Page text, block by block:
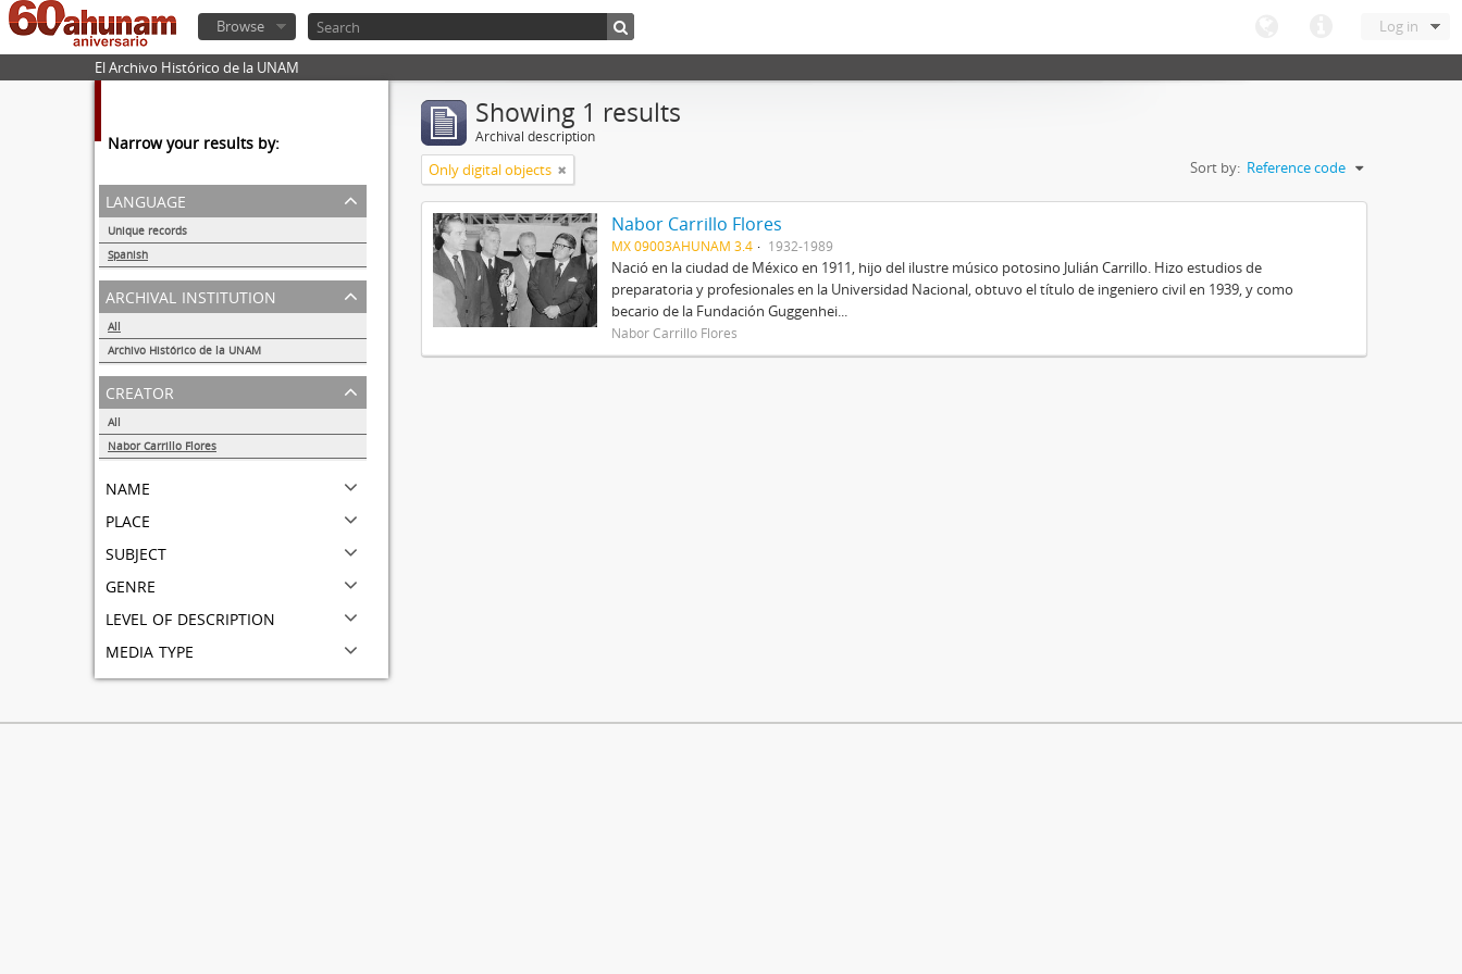
Log in
Browse
El Archivo Histórico de la UNAM
Narrow your results by:
language
Unique records
Spanish
1
archival institution
All
Archivo Histórico de la UNAM
1
creator
All
Nabor Carrillo Flores
name
place
subject
genre
level of description
media type
Showing 1 results
Archival description
Only digital objects Sort by: Reference code
Nabor Carrillo Flores
MX 09003AHUNAM 3.4 1932-1989
Nació en la ciudad de México en 1911, hijo del ilustre músico potosino Julián Carrillo. Hizo estudios de
preparatoria y profesionales en la Universidad Nacional, obtuvo el título de ingeniero civil en 1939, y como
becario de la Fundación Guggenhei...
Nabor Carrillo Flores